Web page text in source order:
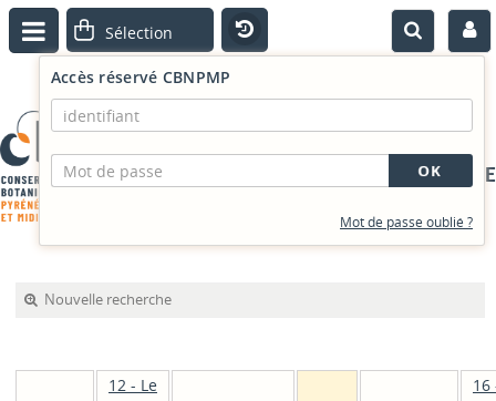
PORTAIL DOCUMENTAIRE
Accès réservé CBNPMP
Mot de passe oublié ?
Nouvelle recherche
12 - Le
16